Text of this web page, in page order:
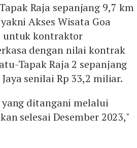
Raja sepanjang 9,7 km
Akses Wisata Goa
untuk kontraktor
dengan nilai kontrak
Tapak Raja 2 sepanjang
senilai Rp 33,2 miliar.
ditangani melalui
selesai Desember 2023,"